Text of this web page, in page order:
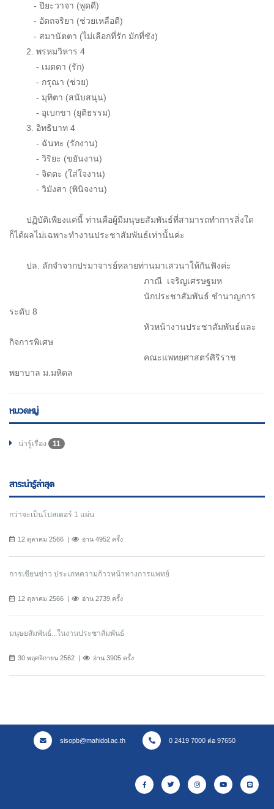
- ปิยะวาจา (พูดดี)
- อัตถจริยา (ช่วยเหลือดี)
- สมานัตตา (ไม่เลือกที่รัก มักที่ชัง)
2. พรหมวิหาร 4
- เมตตา (รัก)
- กรุณา (ช่วย)
- มุทิตา (สนับสนุน)
- อุเบกขา (ยุติธรรม)
3. อิทธิบาท 4
- ฉันทะ (รักงาน)
- วิริยะ (ขยันงาน)
- จิตตะ (ใส่ใจงาน)
- วิมังสา (พินิจงาน)
ปฏิบัติเพียงแค่นี้ ท่านคือผู้มีมนุษยสัมพันธ์ที่สามารถทำการสิ่งใด
ก็ได้ผลไม่เฉพาะทำงานประชาสัมพันธ์เท่านั้นค่ะ
ปล. ลักจำจากปรมาจารย์หลายท่านมาเสวนาให้กันฟังค่ะ
ภาณี เจริญเศรษฐมห
นักประชาสัมพันธ์ ชำนาญการ
ระดับ 8
หัวหน้างานประชาสัมพันธ์และ
กิจการพิเศษ
คณะแพทยศาสตร์ศิริราช
พยาบาล ม.มหิดล
หมวดหมู่
น่ารู้เรื่อง 11
สาระน่ารู้ล่าสุด
กว่าจะเป็นโปสเตอร์ 1 แผ่น
12 ตุลาคม 2566 อ่าน 4952 ครั้ง
การเขียนข่าว ประเภทความก้าวหน้าทางการแพทย์
12 ตุลาคม 2566 อ่าน 2739 ครั้ง
มนุษยสัมพันธ์...ในงานประชาสัมพันธ์
30 พฤศจิกายน 2562 อ่าน 3905 ครั้ง
sisopb@mahidol.ac.th 0 2419 7000 ต่อ 97650